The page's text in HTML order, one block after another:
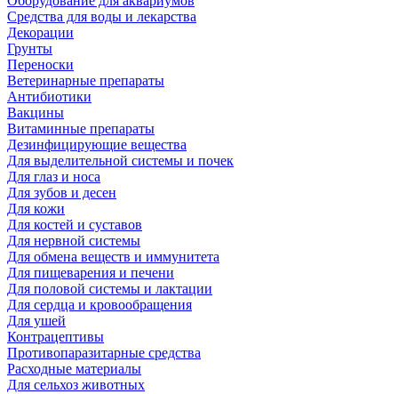
Средства для воды и лекарства
Декорации
Грунты
Переноски
Ветеринарные препараты
Антибиотики
Вакцины
Витаминные препараты
Дезинфицирующие вещества
Для выделительной системы и почек
Для глаз и носа
Для зубов и десен
Для кожи
Для костей и суставов
Для нервной системы
Для обмена веществ и иммунитета
Для пищеварения и печени
Для половой системы и лактации
Для сердца и кровообращения
Для ушей
Контрацептивы
Противопаразитарные средства
Расходные материалы
Для сельхоз животных